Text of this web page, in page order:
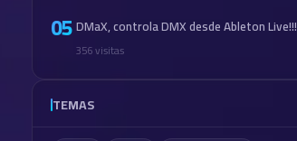
05DMaX, controla DMX desde Ableton Live!!!
356 visitas
TEMAS